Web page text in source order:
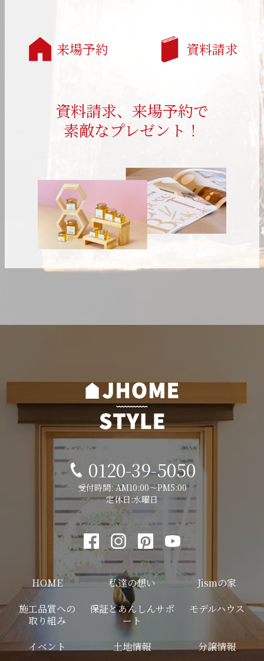
来場予約 資料請求
資料請求、来場予約で
素敵なプレゼント！
0120-39-5050
受付時間: AM10:00～PM5:00
定休日:水曜日
HOME 私達の想い
Jismの家
施工品質への
取り組み
保証とあんしんサポ
ート
モデルハウス
イベント 土地情報 分譲情報